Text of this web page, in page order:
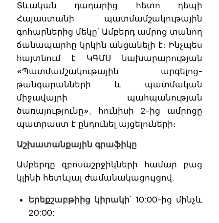
Տևական դադարից հետո դեպի
Հայաստանի պատմամշակութային
գոհարներից մեկը՝ Ամբերդ ամրոց տանող
ճանապարհը կրկին անցանելի է։ Ինչպես
հայտնում է ԿԳՄՍ նախարարության
«Պատմամշակութային արգելոց-
թանգարանների և պատմական
միջավայրի պահպանության
ծառայությունը», հունիսի 2-ից ամրոցը
պատրաստ է ընդունել այցելուների։
Աշխատանքային գրաֆիկը
Ամբերդը զբոսաշրջիկների համար բաց
կլինի հետևյալ ժամանակացույցով.
Երեքշաբթիից կիրակի՝ 10:00-ից մինչև
20:00: